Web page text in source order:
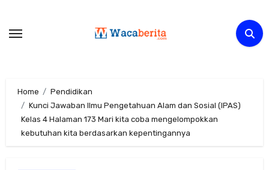
content
Home
Pendidikan
Kunci Jawaban Ilmu Pengetahuan Alam dan Sosial (IPAS)
Kelas 4 Halaman 173 Mari kita coba mengelompokkan
kebutuhan kita berdasarkan kepentingannya